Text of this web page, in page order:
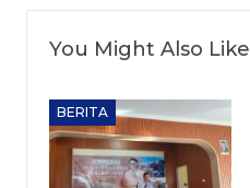
You Might Also Like
BERITA